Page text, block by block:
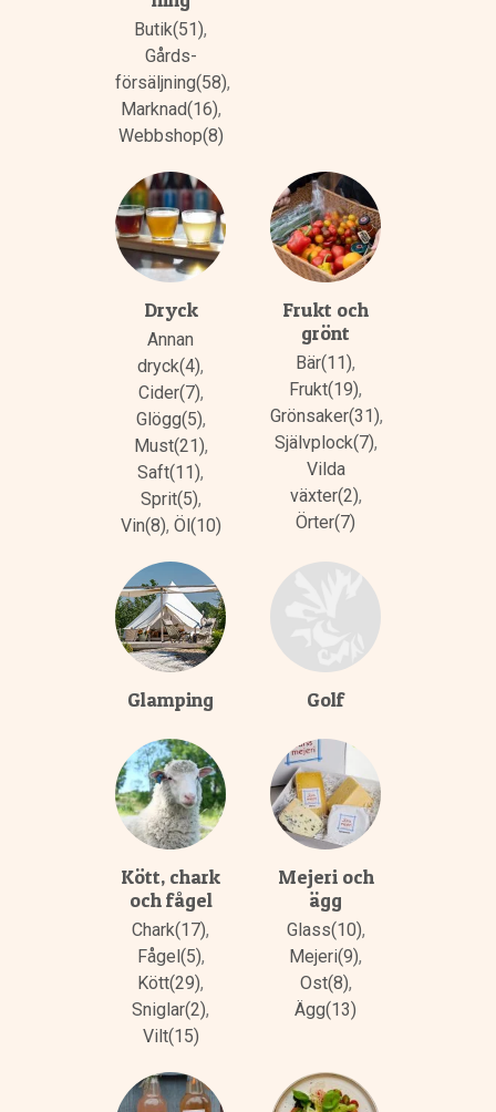
Butik(51),
Gårds­
försäljning(58),
Marknad(16),
Webbshop(8)
Dryck
Annan
dryck(4),
Cider(7),
Glögg(5),
Must(21),
Saft(11),
Sprit(5),
Vin(8), Öl(10)
Frukt och
grönt
Bär(11),
Frukt(19),
Grönsaker(31),
Självplock(7),
Vilda
växter(2),
Örter(7)
Glamping Golf
Kött, chark
och fågel
Chark(17),
Fågel(5),
Kött(29),
Sniglar(2),
Vilt(15)
Mejeri och
ägg
Glass(10),
Mejeri(9),
Ost(8),
Ägg(13)